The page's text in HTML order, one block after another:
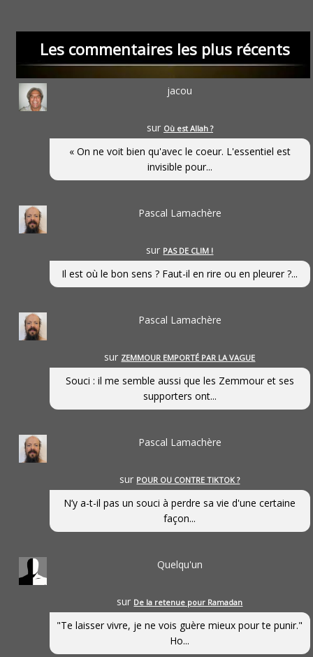
Les commentaires les plus récents
jacou
sur Où est Allah ?
« On ne voit bien qu'avec le coeur. L'essentiel est
invisible pour...
Pascal Lamachère
sur PAS DE CLIM !
Il est où le bon sens ? Faut-il en rire ou en pleurer ?...
Pascal Lamachère
sur ZEMMOUR EMPORTÉ PAR LA VAGUE
Souci : il me semble aussi que les Zemmour et ses
supporters ont...
Pascal Lamachère
sur POUR OU CONTRE TIKTOK ?
N’y a-t-il pas un souci à perdre sa vie d'une certaine
façon...
Quelqu'un
sur De la retenue pour Ramadan
"Te laisser vivre, je ne vois guère mieux pour te punir."
Ho...